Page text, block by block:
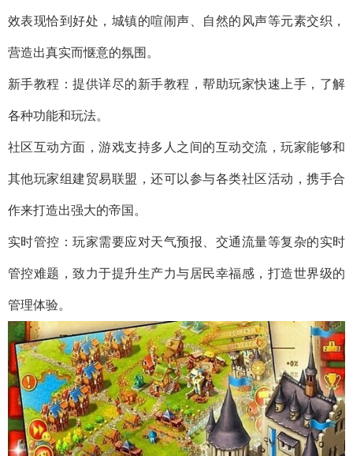
效表现恰到好处，城镇的喧闹声、自然的风声等元素交织，
营造出真实而惬意的氛围。
新手教程：提供详尽的新手教程，帮助玩家快速上手，了解
各种功能和玩法。
社区互动方面，游戏支持多人之间的互动交流，玩家能够和
其他玩家组建贸易联盟，还可以参与各类社区活动，携手合
作来打造出强大的帝国。
实时管控：玩家需要应对天气预报、交通流量等复杂的实时
管控难题，致力于提升生产力与居民幸福感，打造世界级的
管理体验。